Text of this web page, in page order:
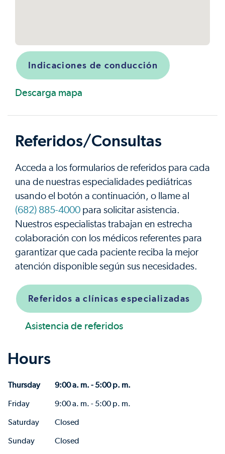
Indicaciones de conducción
Descarga mapa
Referidos/Consultas
Acceda a los formularios de referidos para cada
una de nuestras especialidades pediátricas
usando el botón a continuación, o llame al
(682) 885-4000 para solicitar asistencia.
Nuestros especialistas trabajan en estrecha
colaboración con los médicos referentes para
garantizar que cada paciente reciba la mejor
atención disponible según sus necesidades.
Referidos a clínicas especializadas
Asistencia de referidos
Hours
Thursday
9:00 a. m. - 5:00 p. m.
Friday
9:00 a. m. - 5:00 p. m.
Saturday
Closed
Sunday
Closed